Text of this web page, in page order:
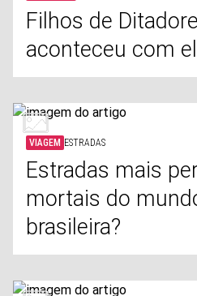
Filhos de
aconteceu com
VIAGEM ESTRADAS
Estradas mais
mortais do
brasileira?